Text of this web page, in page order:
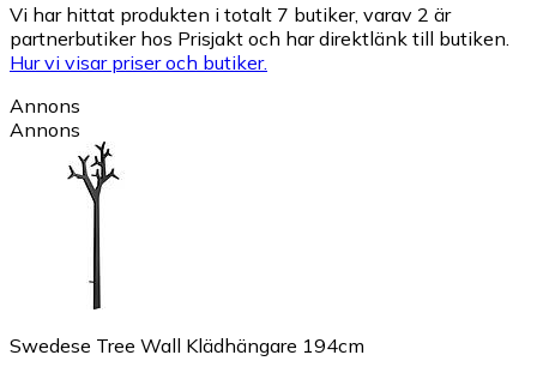
Vi har hittat produkten i totalt 7 butiker, varav 2 är
partnerbutiker hos Prisjakt och har direktlänk till butiken.
Hur vi visar priser och butiker.
Annons
Annons
Swedese Tree Wall Klädhängare 194cm